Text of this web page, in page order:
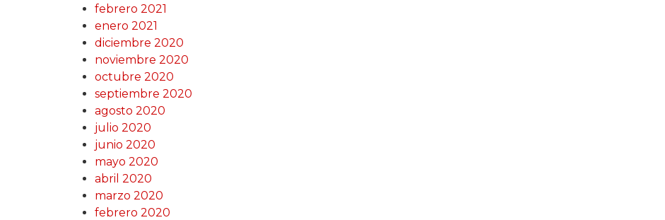
febrero 2021
enero 2021
diciembre 2020
noviembre 2020
octubre 2020
septiembre 2020
agosto 2020
julio 2020
junio 2020
mayo 2020
abril 2020
marzo 2020
febrero 2020